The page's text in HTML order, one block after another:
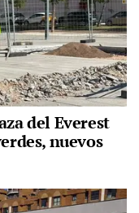
del Everest
nuevos